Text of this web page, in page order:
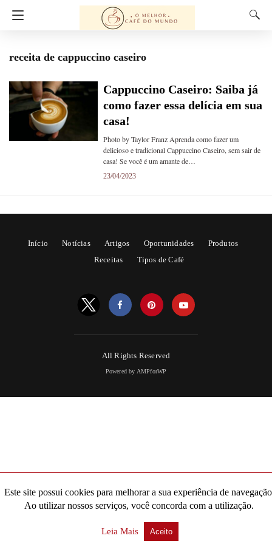
receita de cappuccino caseiro
Cappuccino Caseiro: Saiba já
como fazer essa delícia em sua
casa!
Photo by Taylor Franz Aprenda como fazer um
delicioso e tradicional Cappuccino Caseiro, sem sair de
casa! Se você é um amante de…
23/04/2023
Início Notícias Artigos Oportunidades
Produtos
Receitas
Tipos de Café
All Rights Reserved
Powered by AMPforWP
Este site possui cookies para melhorar a sua experiência de
Ao utilizar nossos serviços, você concorda com a utilização.
Leia Mais Aceito